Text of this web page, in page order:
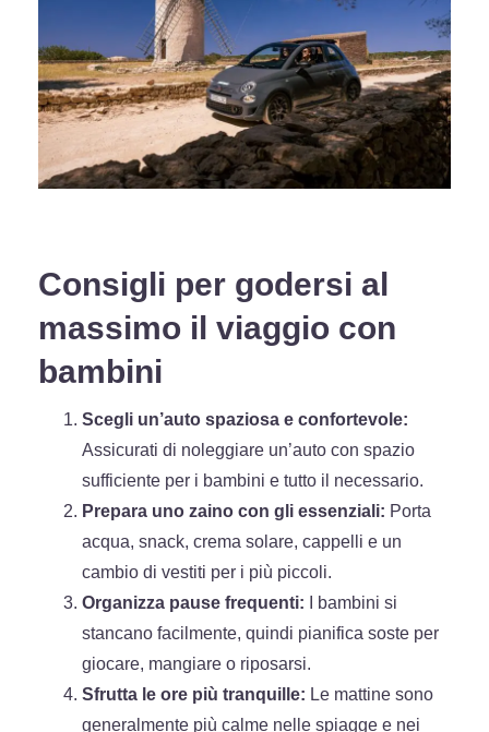
Consigli per godersi al
massimo il viaggio con
bambini
Scegli un’auto spaziosa e confortevole:
Assicurati di noleggiare un’auto con spazio
sufficiente per i bambini e tutto il necessario.
Prepara uno zaino con gli essenziali: Porta
acqua, snack, crema solare, cappelli e un
cambio di vestiti per i più piccoli.
Organizza pause frequenti: I bambini si
stancano facilmente, quindi pianifica soste per
giocare, mangiare o riposarsi.
Sfrutta le ore più tranquille: Le mattine sono
generalmente più calme nelle spiagge e nei